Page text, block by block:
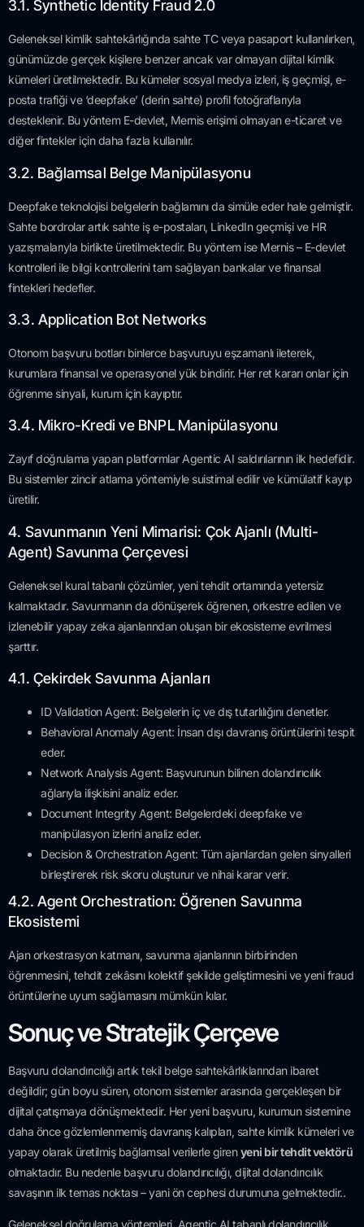
3.1. Synthetic Identity Fraud 2.0
Geleneksel kimlik sahtekârlığında sahte TC veya pasaport kullanılırken,
günümüzde gerçek kişilere benzer ancak var olmayan dijital kimlik
kümeleri üretilmektedir. Bu kümeler sosyal medya izleri, iş geçmişi, e-
posta trafiği ve ‘deepfake’ (derin sahte) profil fotoğraflarıyla
desteklenir. Bu yöntem E-devlet, Mernis erişimi olmayan e-ticaret ve
diğer fintekler için daha fazla kullanılır.
3.2. Bağlamsal Belge Manipülasyonu
Deepfake teknolojisi belgelerin bağlamını da simüle eder hale gelmiştir.
Sahte bordrolar artık sahte iş e-postaları, LinkedIn geçmişi ve HR
yazışmalarıyla birlikte üretilmektedir. Bu yöntem ise Mernis – E-devlet
kontrolleri ile bilgi kontrollerini tam sağlayan bankalar ve finansal
fintekleri hedefler.
3.3. Application Bot Networks
Otonom başvuru botları binlerce başvuruyu eşzamanlı ileterek,
kurumlara finansal ve operasyonel yük bindirir. Her ret kararı onlar için
öğrenme sinyali, kurum için kayıptır.
3.4. Mikro-Kredi ve BNPL Manipülasyonu
Zayıf doğrulama yapan platformlar Agentic AI saldırılarının ilk hedefidir.
Bu sistemler zincir atlama yöntemiyle suistimal edilir ve kümülatif kayıp
üretilir.
4. Savunmanın Yeni Mimarisi: Çok Ajanlı (Multi-
Agent) Savunma Çerçevesi
Geleneksel kural tabanlı çözümler, yeni tehdit ortamında yetersiz
kalmaktadır. Savunmanın da dönüşerek öğrenen, orkestre edilen ve
izlenebilir yapay zeka ajanlarından oluşan bir ekosisteme evrilmesi
şarttır.
4.1. Çekirdek Savunma Ajanları
ID Validation Agent: Belgelerin iç ve dış tutarlılığını denetler.
Behavioral Anomaly Agent: İnsan dışı davranış örüntülerini tespit
eder.
Network Analysis Agent: Başvurunun bilinen dolandırıcılık
ağlarıyla ilişkisini analiz eder.
Document Integrity Agent: Belgelerdeki deepfake ve
manipülasyon izlerini analiz eder.
Decision & Orchestration Agent: Tüm ajanlardan gelen sinyalleri
birleştirerek risk skoru oluşturur ve nihai karar verir.
4.2. Agent Orchestration: Öğrenen Savunma
Ekosistemi
Ajan orkestrasyon katmanı, savunma ajanlarının birbirinden
öğrenmesini, tehdit zekâsını kolektif şekilde geliştirmesini ve yeni fraud
örüntülerine uyum sağlamasını mümkün kılar.
Sonuç ve Stratejik Çerçeve
Başvuru dolandırıcılığı artık tekil belge sahtekârlıklarından ibaret
değildir; gün boyu süren, otonom sistemler arasında gerçekleşen bir
dijital çatışmaya dönüşmektedir. Her yeni başvuru, kurumun sistemine
daha önce gözlemlenmemiş davranış kalıpları, sahte kimlik kümeleri ve
yapay olarak üretilmiş bağlamsal verilerle girenyeni bir tehdit vektörü
olmaktadır. Bu nedenle başvuru dolandırıcılığı, dijital dolandırıcılık
savaşının ilk temas noktası – yani ön cephesi durumuna gelmektedir..
Geleneksel doğrulama yöntemleri, Agentic AI tabanlı dolandırıcılık